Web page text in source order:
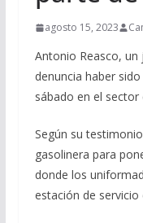
agosto 15, 2023
Antonio Reasco,
denuncia haber
sábado en el sector
Según su
gasolinera para
donde los
estación de